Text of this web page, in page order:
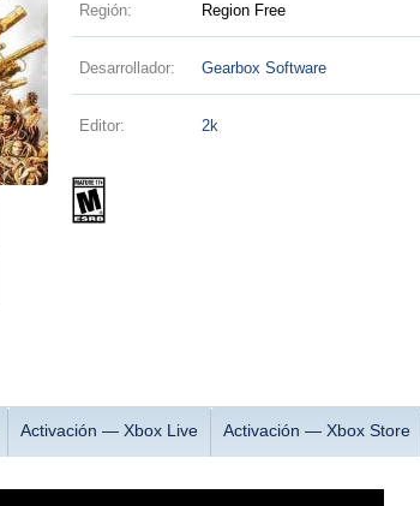
Región: Region Free
Desarrollador: Gearbox Software
Editor: 2k
Activación — Xbox Live Activación — Хbox Store